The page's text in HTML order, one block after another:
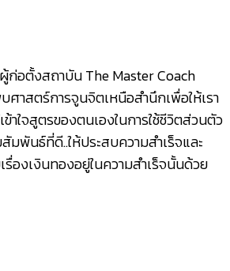
อตั้งสถาบัน The Master Coach
าสตร์การจูนจิตเหนือสำนึกเพื่อให้เรา
าใจสูตรของตนเองในการใช้ชีวิตส่วนตัว
มพันธ์ที่ดี..ให้ประสบความสำเร็จและ
องเงินทองอยู่ในความสำเร็จนั้นด้วย